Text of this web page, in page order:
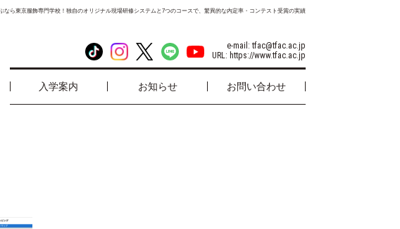
なら東京服飾専門学校！独自のオリジナル現場研修システムと7つのコースで、驚異的な内定率・コンテスト受賞の実績
e-mail: tfac@tfac.ac.jp
URL: https://www.tfac.ac.jp
入学案内 お知らせ お問い合わせ